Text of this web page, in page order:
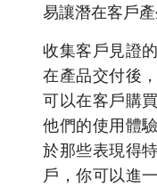
易讓潛在客戶產
收集客戶見證
在產品交付後
可以在客戶購
他們的使用體
於那些表現得
戶，你可以進